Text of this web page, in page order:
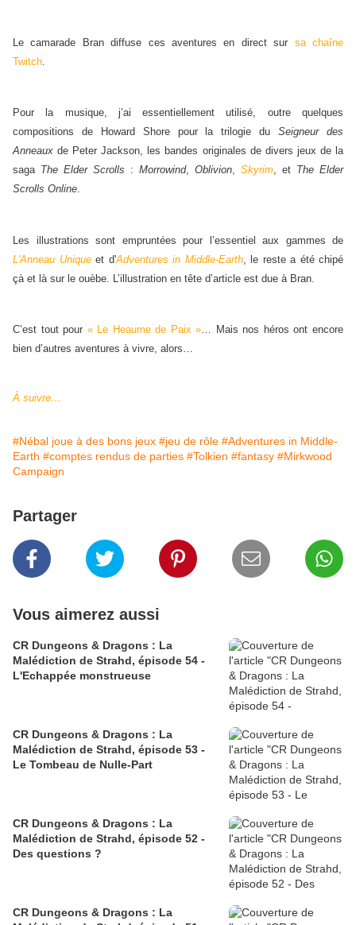
Le camarade Bran diffuse ces aventures en direct sur sa chaîne
Twitch
Pour la musique, j’ai essentiellement utilisé, outre quelques
compositions de Howard Shore pour la trilogie duSeigneur des
Anneaux de Peter Jackson, les bandes originales de divers jeux de la
saga The Elder Scrolls : Morrowind, Oblivion, Skyrim, et The Elder
Scrolls Online.
Les illustrations sont empruntées pour l’essentiel aux gammes de
L'Anneau Uniqueet d'Adventures in Middle-Earth, le reste a été chipé
çà et là sur le ouèbe. L’illustration en tête d’article est due à Bran.
C’est tout pour « Le Heaume de Paix » … Mais nos héros ont encore
bien d’autres aventures à vivre, alors…
À suivre…
#Nébal joue à des bons jeux #jeu de rôle #Adventures in Middle-
Earth #comptes rendus de parties #Tolkien #fantasy #Mirkwood
Campaign
Partager
Vous aimerez aussi
CR Dungeons & Dragons : La
Malédiction de Strahd, épisode 54 -
L'Echappée monstrueuse
CR Dungeons & Dragons : La
Malédiction de Strahd, épisode 53 -
Le Tombeau de Nulle-Part
CR Dungeons & Dragons : La
Malédiction de Strahd, épisode 52 -
Des questions ?
CR Dungeons & Dragons : La